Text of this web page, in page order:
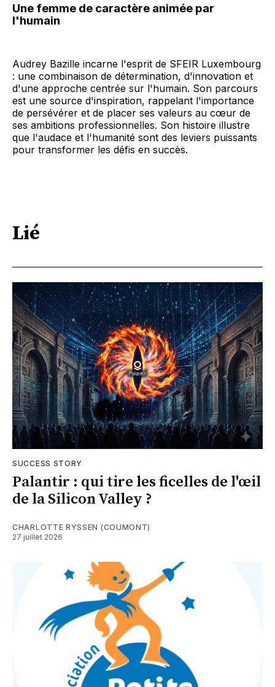
Une femme de caractère animée par
l'humain
Audrey Bazille incarne l'esprit de SFEIR Luxembourg
: une combinaison de détermination, d'innovation et
d'une approche centrée sur l'humain. Son parcours
est une source d'inspiration, rappelant l'importance
de persévérer et de placer ses valeurs au cœur de
ses ambitions professionnelles. Son histoire illustre
que l'audace et l'humanité sont des leviers puissants
pour transformer les défis en succès.
Lié
SUCCESS STORY
Palantir : qui tire les ficelles de l'œil
de la Silicon Valley ?
CHARLOTTE RYSSEN (COUMONT)
27 juillet 2026